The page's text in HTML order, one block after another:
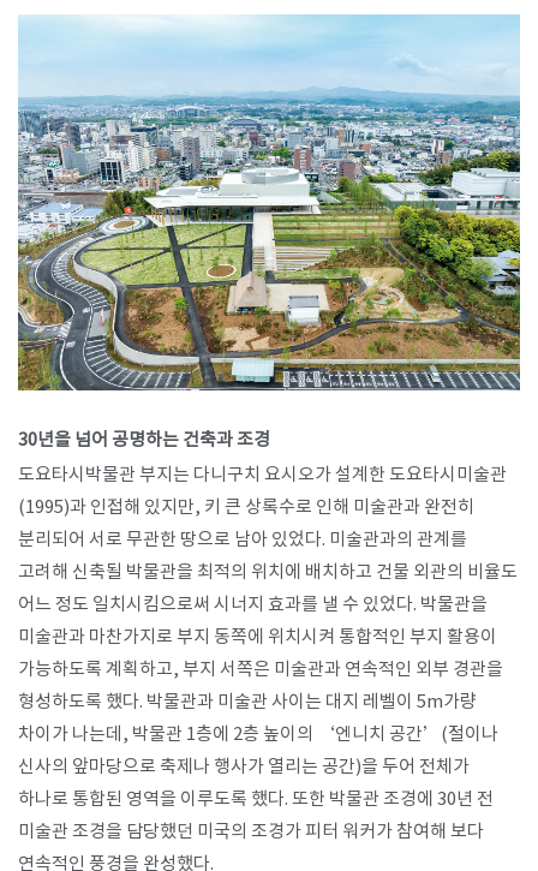
30년을 넘어 공명하는 건축과 조경
도요타시박물관 부지는 다니구치 요시오가 설계한 도요타시미술관
(1995)과 인접해 있지만, 키 큰 상록수로 인해 미술관과 완전히
분리되어 서로 무관한 땅으로 남아 있었다. 미술관과의 관계를
고려해 신축될 박물관을 최적의 위치에 배치하고 건물 외관의 비율도
어느 정도 일치시킴으로써 시너지 효과를 낼 수 있었다. 박물관을
미술관과 마찬가지로 부지 동쪽에 위치시켜 통합적인 부지 활용이
가능하도록 계획하고, 부지 서쪽은 미술관과 연속적인 외부 경관을
형성하도록 했다. 박물관과 미술관 사이는 대지 레벨이 5m가량
차이가 나는데, 박물관 1층에 2층 높이의 ‘엔니치 공간’(절이나
신사의 앞마당으로 축제나 행사가 열리는 공간)을 두어 전체가
하나로 통합된 영역을 이루도록 했다. 또한 박물관 조경에 30년 전
미술관 조경을 담당했던 미국의 조경가 피터 워커가 참여해 보다
연속적인 풍경을 완성했다.